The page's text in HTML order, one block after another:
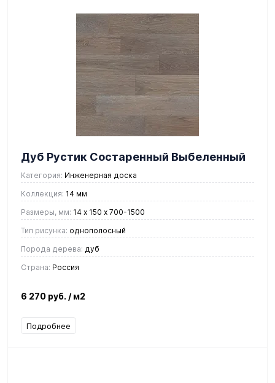
Дуб Рустик Состаренный Выбеленный
Категория: Инженерная доска
Коллекция: 14 мм
Размеры, мм: 14 х 150 х 700-1500
Тип рисунка: однополосный
Порода дерева: дуб
Страна: Россия
6 270 руб. / м2
Подробнее